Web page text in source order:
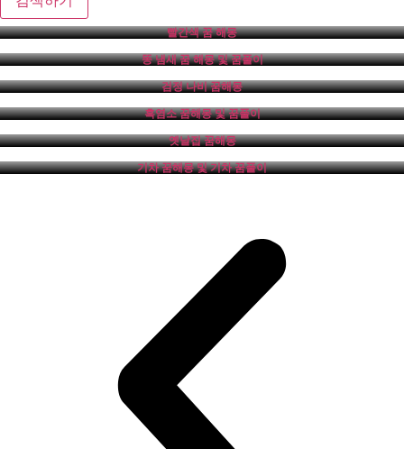
빨간색 꿈 해몽
똥 냄새 꿈 해몽 및 꿈풀이
검정 나비 꿈해몽
흑염소 꿈해몽 및 꿈풀이
옛날집 꿈해몽
기차 꿈해몽 및 기차 꿈풀이